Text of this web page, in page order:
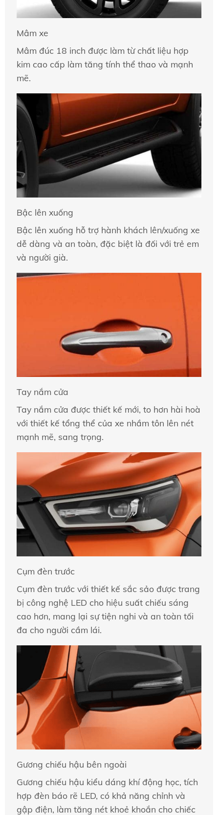
Mâm xe
Mâm đúc 18 inch được làm từ chất liệu hợp
kim cao cấp làm tăng tính thể thao và mạnh
mẽ.
Bậc lên xuống
Bậc lên xuống hỗ trợ hành khách lên/xuống xe
dễ dàng và an toàn, đặc biệt là đối với trẻ em
và người già.
Tay nắm cửa
Tay nắm cửa được thiết kế mới, to hơn hài hoà
với thiết kế tổng thể của xe nhầm tôn lên nét
mạnh mẽ, sang trọng.
Cụm đèn trước
Cụm đèn trước với thiết kế sắc sảo được trang
bị công nghệ LED cho hiệu suất chiếu sáng
cao hơn, mang lại sự tiện nghi và an toàn tối
đa cho người cầm lái.
Gương chiếu hậu bên ngoài
Gương chiếu hậu kiểu dáng khí động học, tích
hợp đèn báo rẽ LED, có khả năng chỉnh và
gập điện, làm tăng nét khoẻ khoắn cho chiếc